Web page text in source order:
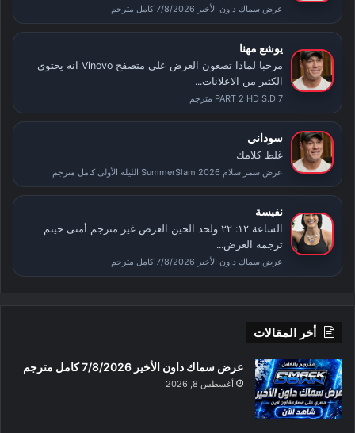
عرض سماك داون الأخير 7/8/2026 كامل مترجم
يوشع مهنا
مرحبا لماذا تضعون العرض على متصفح Vinovo انه يحتوي
الكثير من الاعلانات...
PART 2 HD S.D 7 مترجم
سوداني
غلط كلامك
عرض سمر سلام SummerSlam 2026 الليلة الأولى كامل مترجم
نفيسة
الساعة ١٢: ٢٢ ولحد الحين العرض غير مترجم أمتى حيتم
ترجمه العرض...
عرض سماك داون الأخير 7/8/2026 كامل مترجم
أخر المقالات
عرض سماك داون الأخير 7/8/2026 كامل مترجم
أغسطس 8, 2026